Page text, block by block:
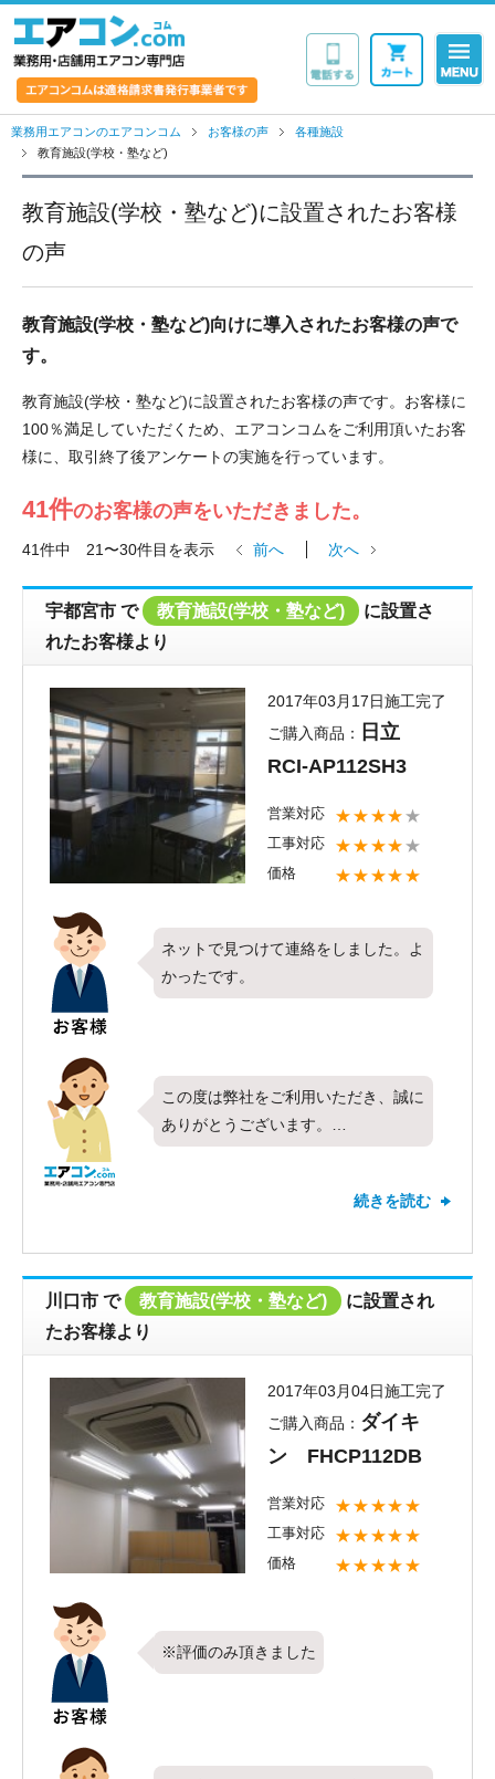
業務用エアコンのエアコンコム お客様の声
各種施設
教育施設(学校・塾など)
教育施設(学校・塾など)に設置されたお客様
の声
教育施設(学校・塾など)向けに導入されたお客様の声で
す。
教育施設(学校・塾など)に設置されたお客様の声です。お客様に
100％満足していただくため、エアコンコムをご利用頂いたお客
様に、取引終了後アンケートの実施を行っています。
41件のお客様の声をいただきました。
41件中 21〜30件目を表示 前へ 次へ
宇都宮市 で 教育施設(学校・塾など)
に設置さ
れたお客様より
2017年03月17日施工完了
ご購入商品：
日立
RCI-AP112SH3
営業対応 ★★★★★
工事対応 ★★★★★
価格 ★★★★★
ネットで見つけて連絡をしました。よ
かったです。
この度は弊社をご利用いただき、誠に
ありがとうございます。
今回は天カセ4方向・4馬力を設置さ
いただけて、私共も大変うれしく思っ
なっていく上でご不明点など、些細な
事でも構いませんのでお気軽にお問い
続きを読む
川口市 で 教育施設(学校・塾など)
に設置され
たお客様より
2017年03月04日施工完了
ご購入商品： ダイキ
ン FHCP112DB
営業対応 ★★★★★
工事対応 ★★★★★
価格 ★★★★★
※評価のみ頂きました